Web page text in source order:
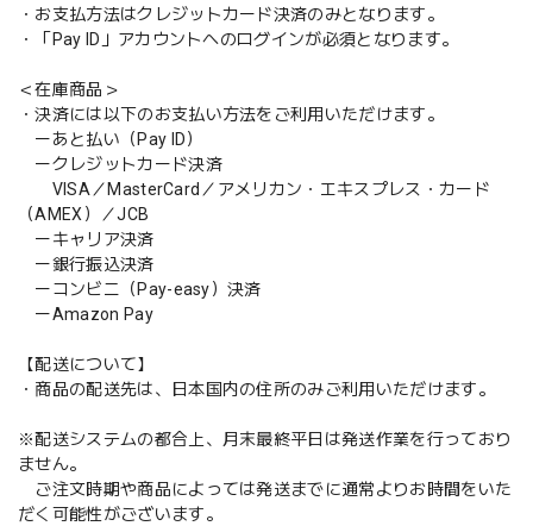
・お支払方法はクレジットカード決済のみとなります。
・「Pay ID」アカウントへのログインが必須となります。
＜在庫商品＞
・決済には以下のお支払い方法をご利用いただけます。
ーあと払い（Pay ID）
ークレジットカード決済
VISA／MasterCard／アメリカン・エキスプレス・カード
（AMEX）／JCB
ーキャリア決済
ー銀行振込決済
ーコンビニ（Pay-easy）決済
ーAmazon Pay
【配送について】
・商品の配送先は、日本国内の住所のみご利用いただけます。
※配送システムの都合上、月末最終平日は発送作業を行っており
ません。
ご注文時期や商品によっては発送までに通常よりお時間をいた
だく可能性がございます。